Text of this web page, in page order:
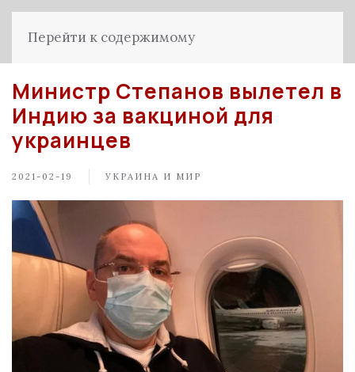
Перейти к содержимому
Министр Степанов вылетел в
Индию за вакциной для
украинцев
2021-02-19 УКРАИНА И МИР